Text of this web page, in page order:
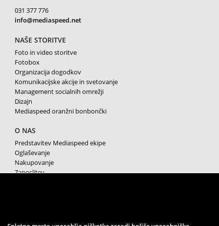
031 377 776
info@mediaspeed.net
NAŠE STORITVE
Foto in video storitve
Fotobox
Organizacija dogodkov
Komunikacijske akcije in svetovanje
Management socialnih omrežji
Dizajn
Mediaspeed oranžni bonbončki
O NAS
Predstavitev Mediaspeed ekipe
Oglaševanje
Nakupovanje
Zaposlitev
SPREMLJAJTE NAS